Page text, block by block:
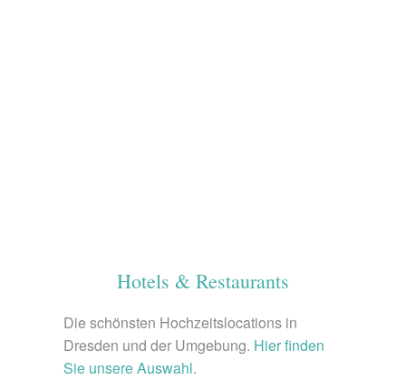
Hotels & Restaurants
Die schönsten Hochzeitslocations in
Dresden und der Umgebung. Hier finden
Sie unsere Auswahl.